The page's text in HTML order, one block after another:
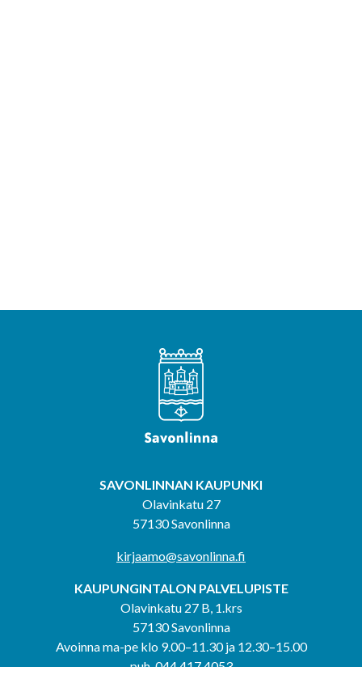
SAVONLINNAN KAUPUNKI
Olavinkatu 27
57130 Savonlinna
kirjaamo@savonlinna.fi
KAUPUNGINTALON PALVELUPISTE
Olavinkatu 27 B, 1.krs
57130 Savonlinna
Avoinna ma-pe klo 9.00–11.30 ja 12.30–15.00
puh. 044 417 4053